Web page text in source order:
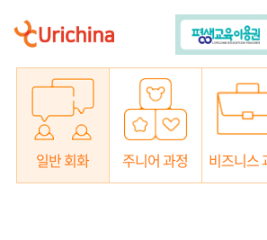
일반 회화 주니어 과정 비즈니스